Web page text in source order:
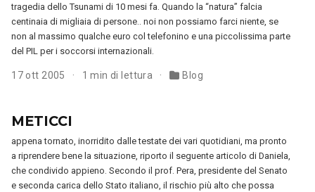
tragedia dello Tsunami di 10 mesi fa. Quando la “natura” falcia
centinaia di migliaia di persone.. noi non possiamo farci niente, se
non al massimo qualche euro col telefonino e una piccolissima parte
del PIL per i soccorsi internazionali.
17 ott 2005 1 min di lettura Blog
METICCI
appena tornato, inorridito dalle testate dei vari quotidiani, ma pronto
a riprendere bene la situazione, riporto il seguente articolo di Daniela,
che condivido appieno. Secondo il prof. Pera, presidente del Senato
e seconda carica dello Stato italiano, il rischio più alto che possa